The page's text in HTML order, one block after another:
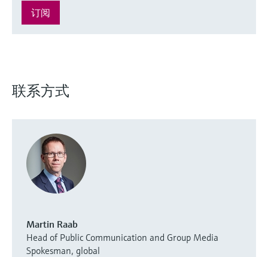
订阅
联系方式
Martin Raab
Head of Public Communication and Group Media
Spokesman, global